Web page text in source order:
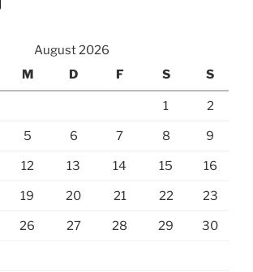
August 2026
M D F S S
1 2
5 6 7 8 9
12 13 14 15 16
19 20 21 22 23
26 27 28 29 30